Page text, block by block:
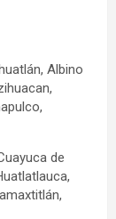
Albino
de